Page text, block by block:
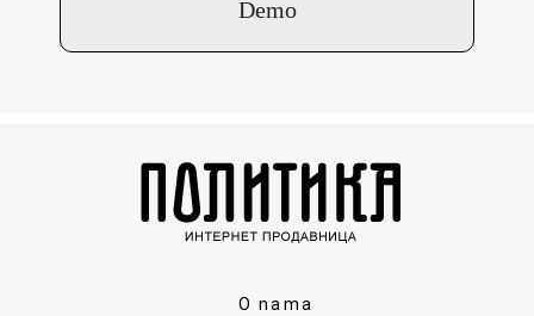
Demo
O nama